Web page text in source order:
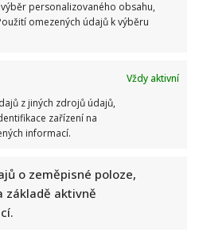
personalizovaného obsahu,
omezených údajů k výběru
Vždy aktivní
z jiných zdrojů údajů,
zařízení na
informací.
o zeměpisné poloze,
základě aktivně